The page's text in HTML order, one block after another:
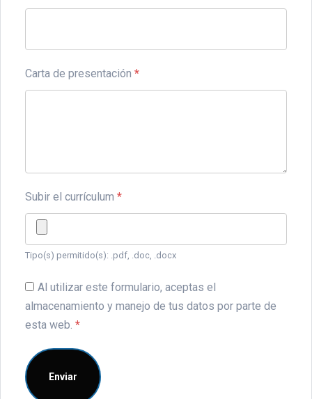
Carta de presentación *
Subir el currículum *
Tipo(s) permitido(s): .pdf, .doc, .docx
Al utilizar este formulario, aceptas el
almacenamiento y manejo de tus datos por parte de
esta web. *